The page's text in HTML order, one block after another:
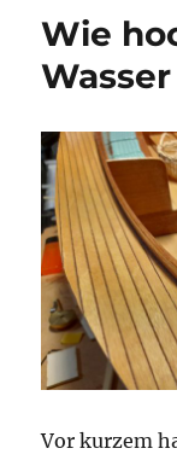
Wie
Vor kurzem